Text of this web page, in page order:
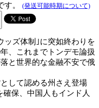
す。 (発送可能時期について)
ッズ体制｣に突如終わりを
、これまでトンデモ論扱
と世界的な金融不安で俄
して認める州さえ登場
保、中国人もインド人